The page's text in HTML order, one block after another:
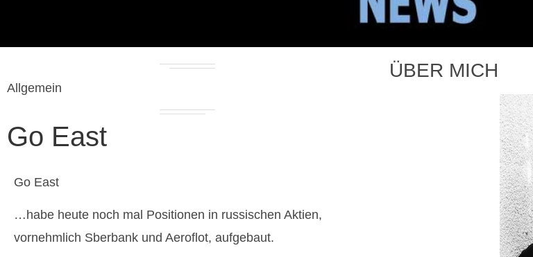
Allgemein
Go East
Go East
…habe heute noch mal Positionen in russischen Aktien,
vornehmlich Sberbank und Aeroflot, aufgebaut.
ÜBER MICH